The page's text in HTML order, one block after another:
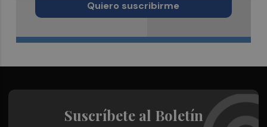
Quiero suscribirme
Suscríbete al Boletín